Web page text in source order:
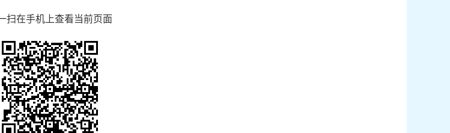
扫在手机上查看当前页面